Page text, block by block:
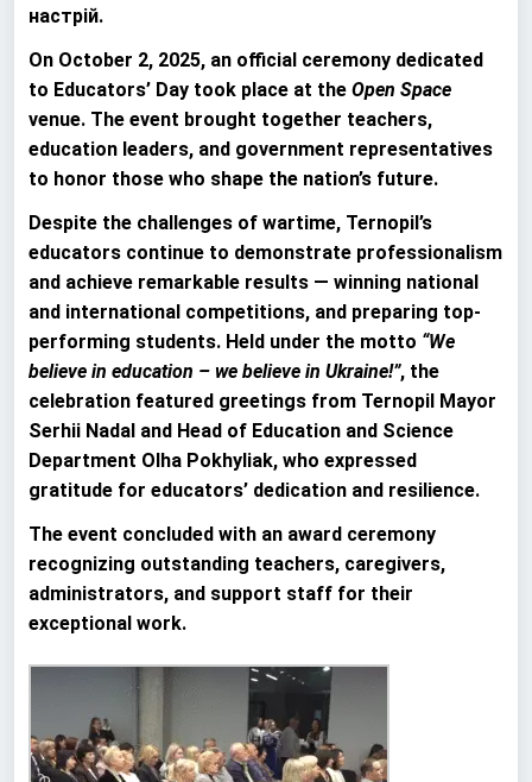
настрій.
On October 2, 2025, an official ceremony dedicated
to Educators’ Day took place at the Open Space
venue. The event brought together teachers,
education leaders, and government representatives
to honor those who shape the nation’s future.
Despite the challenges of wartime, Ternopil’s
educators continue to demonstrate professionalism
and achieve remarkable results — winning national
and international competitions, and preparing top-
performing students. Held under the motto “We
believe in education – we believe in Ukraine!”, the
celebration featured greetings from Ternopil Mayor
Serhii Nadal and Head of Education and Science
Department Olha Pokhyliak, who expressed
gratitude for educators’ dedication and resilience.
The event concluded with an award ceremony
recognizing outstanding teachers, caregivers,
administrators, and support staff for their
exceptional work.